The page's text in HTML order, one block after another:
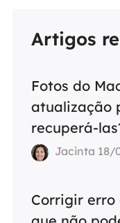
Artigos
Fotos do
atualização
recuperá-
Jacinta 18/
Corrigir